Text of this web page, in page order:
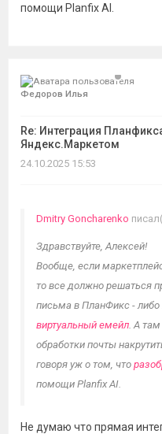
помощи Planfix AI.
Федоров Илья
Re: Интеграция
Яндекс.Маркетом
24.10.2025 15:53
Dmitry Goncharenko
Здравствуйте, Алексей!
Вообще, если
то все должно решаться
письма в ПланФикс - либо
виртуальный емейл. А
обработки почты
говоря уж о том, что
помощи Planfix AI.
Не думаю что прямая